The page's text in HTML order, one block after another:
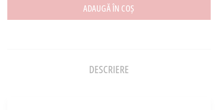
ADAUGĂ ÎN COȘ
DESCRIERE